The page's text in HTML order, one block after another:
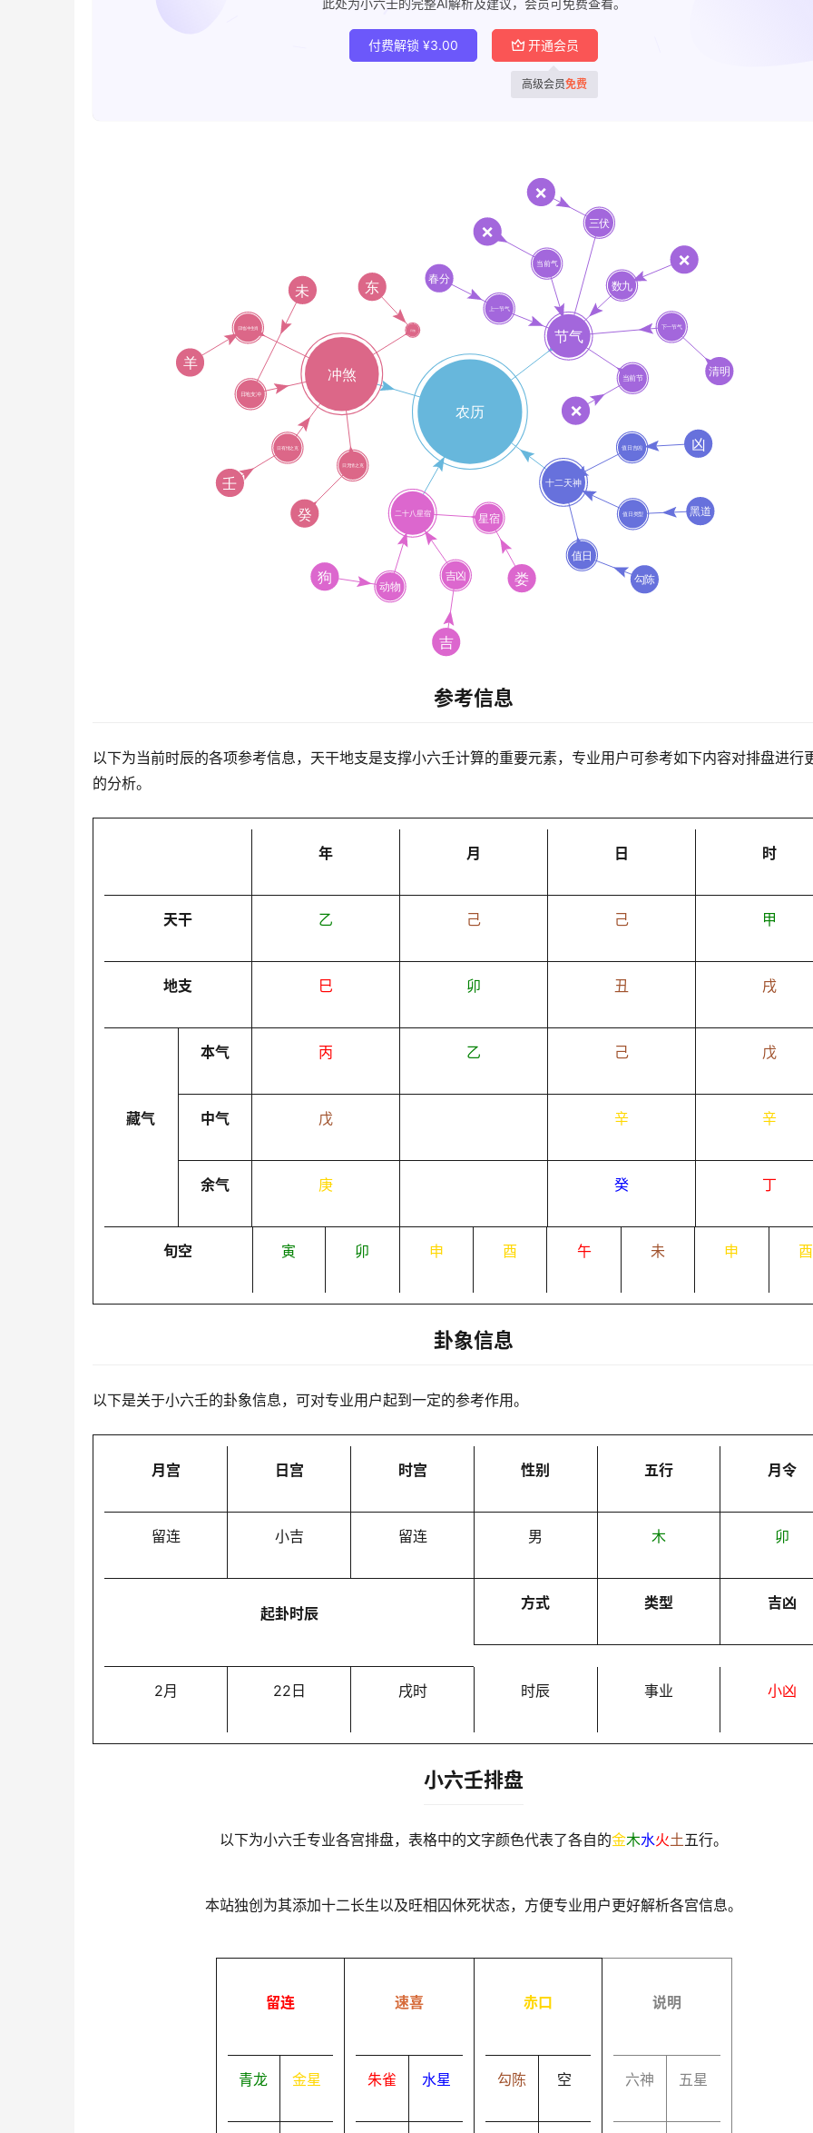
此处为小六壬的完整AI解析及建议，会员可免费查看。
付费解锁 ¥3.00 开通会员
高级会员免费
参考信息
以下为当前时辰的各项参考信息，天干地支是支撑小六壬计算的重要元素，专业用户可参考如下内容对排盘进行
的分析。
年 月 日 时
天干 乙 己 己 甲
地支 巳 卯 丑 戌
本气 丙 乙 己 戊
藏气 中气 戊 辛 辛
余气 庚 癸 丁
旬空 寅 卯 申 酉 午 未 申 酉
卦象信息
以下是关于小六壬的卦象信息，可对专业用户起到一定的参考作用。
月宫 日宫 时宫 性别 五行 月令
留连 小吉 留连 男 木 卯
起卦时辰
方式 类型 吉凶
2月 22日 戌时 时辰 事业 小凶
小六壬排盘
以下为小六壬专业各宫排盘，表格中的文字颜色代表了各自的金木水火土五行。
本站独创为其添加十二长生以及旺相囚休死状态，方便专业用户更好解析各宫信息。
留连
青龙 金星
速喜
朱雀 水星
赤口
勾陈 空
说明
六神 五星